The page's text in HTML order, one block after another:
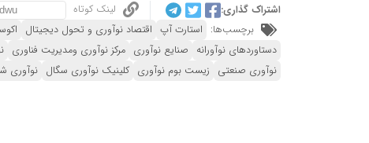
اشتراک گذاری:
لینک کوتاه
برچسب‌ها: استارت آپ اقتصاد نوآوری و تحول دیجیتال
دستاوردهای نوآورانه صنایع نوآوری مرکز نوآوری ومدیریت فناوری
نوآوری صنعتی زیست بوم نوآوری کلینیک نوآوری سگال نوآوری